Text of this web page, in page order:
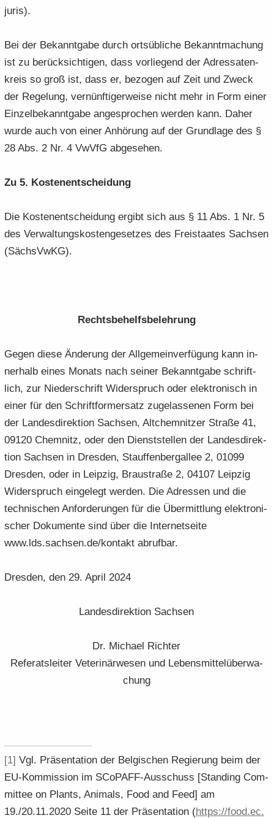
juris).
Bei der Be­kannt­ga­be durch orts­üb­li­che Be­kannt­ma­chung
ist zu be­rück­sich­ti­gen, dass vor­lie­gend der Adres­sa­ten­
kreis so groß ist, dass er, be­zo­gen auf Zeit und Zweck
der Re­ge­lung, ver­nünf­ti­ger­wei­se nicht mehr in Form einer
Ein­zel­be­kannt­ga­be an­ge­spro­chen wer­den kann. Daher
wurde auch von einer An­hö­rung auf der Grund­la­ge des §
28 Abs. 2 Nr. 4 VwVfG ab­ge­se­hen.
Zu 5. Kos­ten­ent­schei­dung
Die Kos­ten­ent­schei­dung er­gibt sich aus § 11 Abs. 1 Nr. 5
des Ver­wal­tungs­kos­ten­ge­set­zes des Frei­staa­tes Sach­sen
(Sächs­VwKG).
Rechts­be­helfs­be­leh­rung
Gegen diese Än­de­rung der All­ge­mein­ver­fü­gung kann in­
ner­halb eines Mo­nats nach sei­ner Be­kannt­ga­be schrift­
lich, zur Nie­der­schrift Wi­der­spruch oder elek­tro­nisch in
einer für den Schrift­for­m­er­satz zu­ge­las­se­nen Form bei
der Lan­des­di­rek­ti­on Sach­sen, Alt­chem­nit­zer Stra­ße 41,
09120 Chem­nitz, oder den Dienst­stel­len der Lan­des­di­rek­
ti­on Sach­sen in Dres­den, Stauf­fen­berg­al­lee 2, 01099
Dres­den, oder in Leip­zig, Brau­stra­ße 2, 04107 Leip­zig
Wi­der­spruch ein­ge­legt wer­den. Die Adres­sen und die
tech­ni­schen An­for­de­run­gen für die Über­mitt­lung elek­tro­ni­
scher Do­ku­men­te sind über die In­ter­net­sei­te
www.lds.sach­sen.de/kon­takt ab­ruf­bar.
Dres­den, den 29. April 2024
Lan­des­di­rek­ti­on Sach­sen
Dr. Mi­cha­el Rich­ter
Re­fe­rats­lei­ter Ve­te­ri­när­we­sen und Le­bens­mit­tel­über­wa­
chung
[1] Vgl. Prä­sen­ta­ti­on der Bel­gi­schen Re­gie­rung beim der
EU-​Kommission im SCoPAFF-​Ausschuss [Stan­ding Com­
mit­tee on Plants, Ani­mals, Food and Feed] am
19./20.11.2020 Seite 11 der Prä­sen­ta­ti­on (https:/​/​food.​ec.​